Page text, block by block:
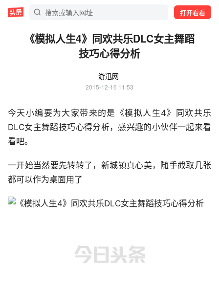
打开看看
《模拟人生4》同欢共乐DLC女主舞蹈
技巧心得分析
游迅网
2015-12-16 11:53
今天小编要为大家带来的是《模拟人生4》同欢共乐
DLC女主舞蹈技巧心得分析，感兴趣的小伙伴一起来看
看吧。
一开始当然要先转转了，新城镇真心美，随手截取几张
都可以作为桌面用了